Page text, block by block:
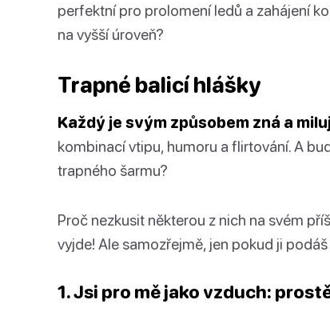
perfektní pro prolomení ledů a zahájení
na vyšší úroveň?
Trapné balicí hlášky
Každý je svým způsobem zná a
kombinací vtipu, humoru a flirtování. A
trapného šarmu?
Proč nezkusit některou z nich na svém
vyjde! Ale samozřejmě, jen pokud ji
1. Jsi pro mě jako vzduch: